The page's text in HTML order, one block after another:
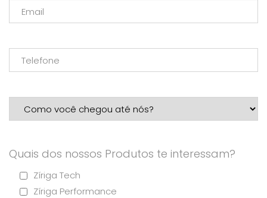
Quais dos nossos Produtos te interessam?
Zíriga Tech
Zíriga Performance